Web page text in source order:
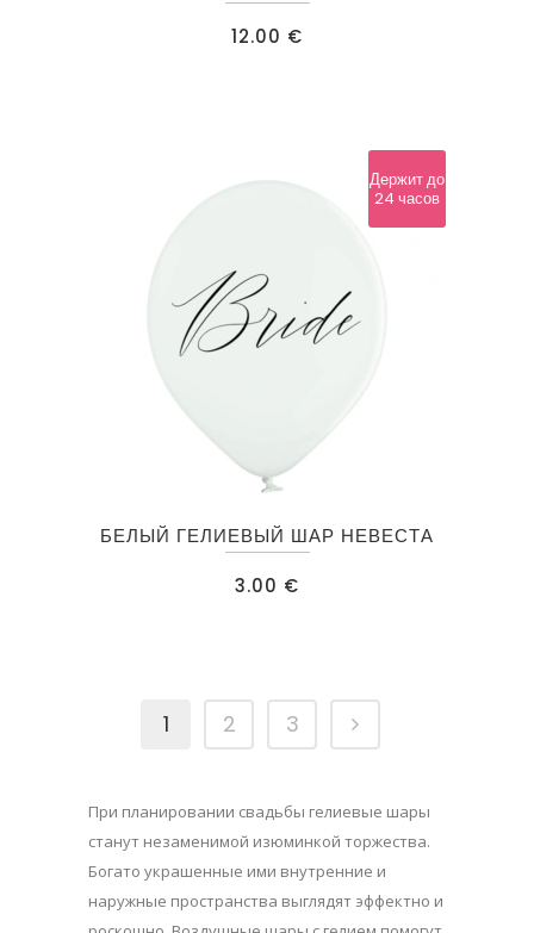
12.00 €
БЕЛЫЙ ГЕЛИЕВЫЙ ШАР НЕВЕСТА
3.00 €
Держит до
24 часов
1 2 3
При планировании свадьбы гелиевые шары
станут незаменимой изюминкой торжества.
Богато украшенные ими внутренние и
наружные пространства выглядят эффектно и